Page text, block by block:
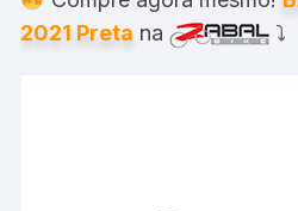
2021 Preta na ⤵